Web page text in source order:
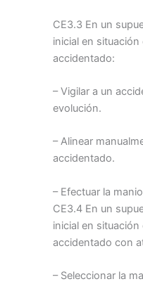
CE3.3 En un
inicial en
accidentado:
– Vigilar a un
evolución.
– Alinear
accidentado.
– Efectuar la
CE3.4 En un
inicial en
accidentado con
– Seleccionar la